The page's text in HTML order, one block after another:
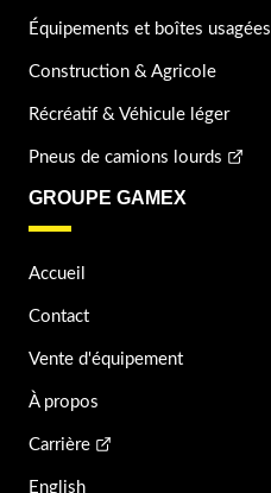
Équipements et boîtes usagées
Construction & Agricole
Récréatif & Véhicule léger
Pneus de camions lourds
GROUPE GAMEX
Accueil
Contact
Vente d'équipement
À propos
Carrière
English